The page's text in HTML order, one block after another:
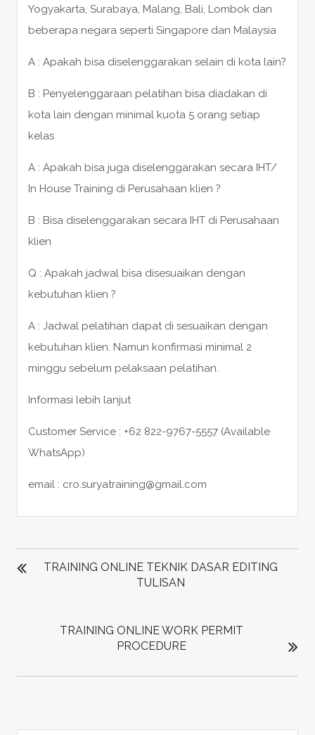
Yogyakarta, Surabaya, Malang, Bali, Lombok dan
beberapa negara seperti Singapore dan Malaysia
A : Apakah bisa diselenggarakan selain di kota lain?
B : Penyelenggaraan pelatihan bisa diadakan di
kota lain dengan minimal kuota 5 orang setiap
kelas
A : Apakah bisa juga diselenggarakan secara IHT/
In House Training di Perusahaan klien ?
B : Bisa diselenggarakan secara IHT di Perusahaan
klien
Q : Apakah jadwal bisa disesuaikan dengan
kebutuhan klien ?
A : Jadwal pelatihan dapat di sesuaikan dengan
kebutuhan klien. Namun konfirmasi minimal 2
minggu sebelum pelaksaan pelatihan.
Informasi lebih lanjut
Customer Service : +62 822-9767-5557 (Available
WhatsApp)
email : cro.suryatraining@gmail.com
POST
NAVIGATION
TRAINING ONLINE TEKNIK DASAR EDITING
TULISAN
TRAINING ONLINE WORK PERMIT
PROCEDURE